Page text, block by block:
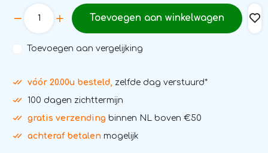
Toevoegen aan winkelwagen
Toevoegen aan vergelijking
vóór 20.00u besteld, zelfde dag verstuurd*
100 dagen zichttermijn
gratis verzending binnen NL boven €50
achteraf betalen mogelijk